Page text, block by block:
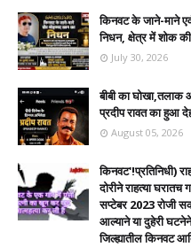
किनवट के जाने-माने
निधन, क्षेत्र में शोक
July 30, 2026
बीबी का
प्रदीप रावत का हुआ
August 05, 2026
किनवट'!प्रतिनिधी)
दोरीने राहत्या
सप्टेबर 2023 रोजी
आल्याने या दुहेरी
जिल्ह्यातील किनवट